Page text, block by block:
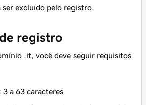
ser excluído pelo registro.
registro
.it, você deve seguir requisitos
3 a 63 caracteres